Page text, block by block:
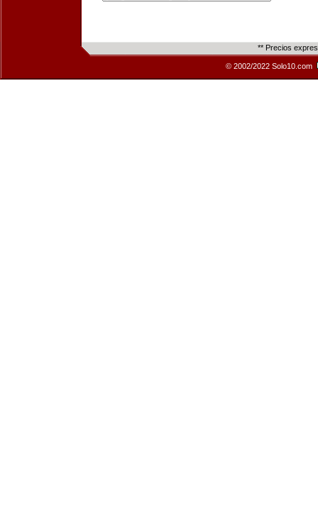
** Precios
© 2002/2022 Solo10.com